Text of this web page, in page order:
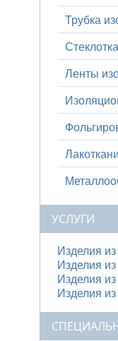
Трубка
Ленты
Лакоткани
УСЛУГИ
Изделия из
Изделия из
Изделия
Изделия из